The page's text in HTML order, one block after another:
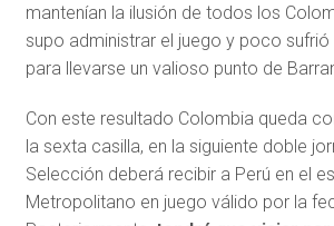
mantenían la ilusión de todos los
supo administrar el juego y poco
para llevarse un valioso punto de
Con este resultado Colombia queda
la sexta casilla, en la siguiente doble
Selección deberá recibir a Perú en el
Metropolitano en juego válido por la